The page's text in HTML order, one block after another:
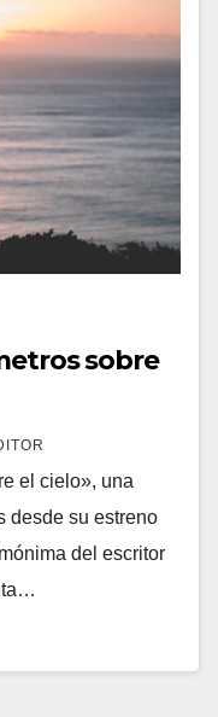
sobre
el cielo», una
desde su estreno
del escritor